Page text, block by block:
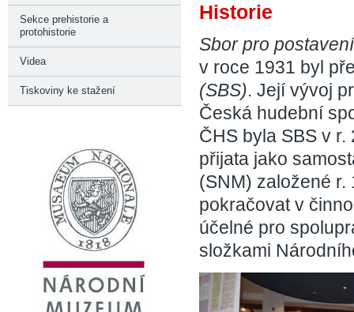
Historie
Sbor pro
v roce 1931 byl
(SBS). Její vývoj
Česká hudební
ČHS byla SBS v
přijata jako
(SNM) založené r.
pokračovat v
účelné pro
složkami
Sekce prehistorie a
protohistorie
Videa
Tiskoviny ke stažení